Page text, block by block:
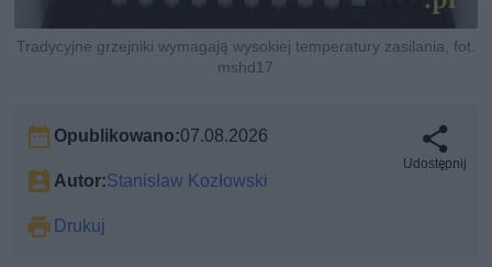
Tradycyjne grzejniki wymagają wysokiej temperatury zasilania, fot.
mshd17
Opublikowano:07.08.2026
Autor:Stanisław Kozłowski
Drukuj
Udostępnij